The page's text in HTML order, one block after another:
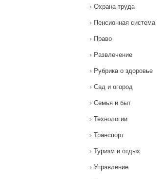
Охрана труда
Пенсионная система
Право
Развлечение
Рубрика о здоровье
Сад и огород
Семья и быт
Технологии
Транспорт
Туризм и отдых
Управление